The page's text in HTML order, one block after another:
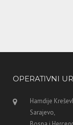
OPERATIVNI
Hamdije
Sarajevo,